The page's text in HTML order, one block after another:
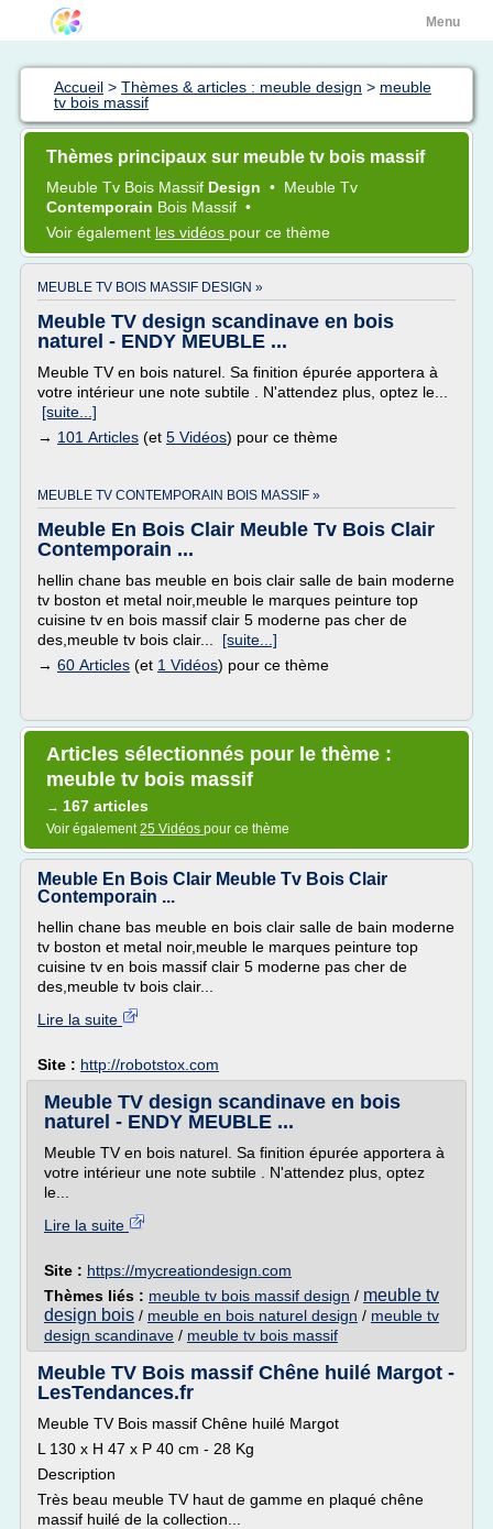
Menu
Accueil > Thèmes & articles : meuble design > meuble
tv bois massif
Thèmes principaux sur meuble tv bois massif
Meuble Tv Bois Massif Design • Meuble Tv
Contemporain Bois Massif •
Voir également les vidéos pour ce thème
MEUBLE TV BOIS MASSIF DESIGN »
Meuble TV design scandinave en bois
naturel - ENDY MEUBLE ...
Meuble TV en bois naturel. Sa finition épurée apportera à
votre intérieur une note subtile . N'attendez plus, optez le...
[suite...]
→ 101 Articles (et 5 Vidéos) pour ce thème
MEUBLE TV CONTEMPORAIN BOIS MASSIF »
Meuble En Bois Clair Meuble Tv Bois Clair
Contemporain ...
hellin chane bas meuble en bois clair salle de bain moderne
tv boston et metal noir,meuble le marques peinture top
cuisine tv en bois massif clair 5 moderne pas cher de
des,meuble tv bois clair... [suite...]
→ 60 Articles (et 1 Vidéos) pour ce thème
Articles sélectionnés pour le thème :
meuble tv bois massif
→ 167 articles
Voir également25 Vidéos pour ce thème
Meuble En Bois Clair Meuble Tv Bois Clair
Contemporain ...
hellin chane bas meuble en bois clair salle de bain moderne
tv boston et metal noir,meuble le marques peinture top
cuisine tv en bois massif clair 5 moderne pas cher de
des,meuble tv bois clair...
Lire la suite
Site : http://robotstox.com
Meuble TV design scandinave en bois
naturel - ENDY MEUBLE ...
Meuble TV en bois naturel. Sa finition épurée apportera à
votre intérieur une note subtile . N'attendez plus, optez
le...
Lire la suite
Site : https://mycreationdesign.com
Thèmes liés : meuble tv bois massif design / meuble tv
design bois / meuble en bois naturel design / meuble tv
design scandinave / meuble tv bois massif
Meuble TV Bois massif Chêne huilé Margot -
LesTendances.fr
Meuble TV Bois massif Chêne huilé Margot
L 130 x H 47 x P 40 cm - 28 Kg
Description
Très beau meuble TV haut de gamme en plaqué chêne
massif huilé de la collection...